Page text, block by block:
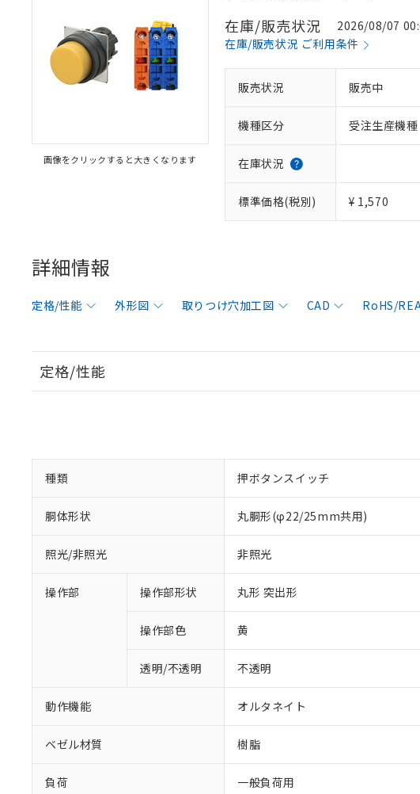
画像をクリックすると大きくなります
在庫/販売状況
2026/08/07
在庫/販売状況 ご利用条件
販売状況 販売中
機種区分 受注生産機種
在庫状況
標準価格(税別) ¥ 1,570
詳細情報
定格/性能 外形図 取りつけ穴加工図 CAD RoHS/
定格/性能
種類 押ボタンスイッチ
胴体形状 丸胴形(φ22/25mm共用)
照光/非照光 非照光
操作部 操作部形状 丸形 突出形
操作部色 黄
透明/不透明 不透明
動作機能 オルタネイト
ベゼル材質 樹脂
負荷 一般負荷用